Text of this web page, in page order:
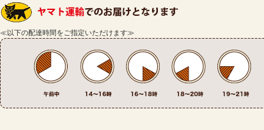
≪以下の配達時間をご指定いただけます≫